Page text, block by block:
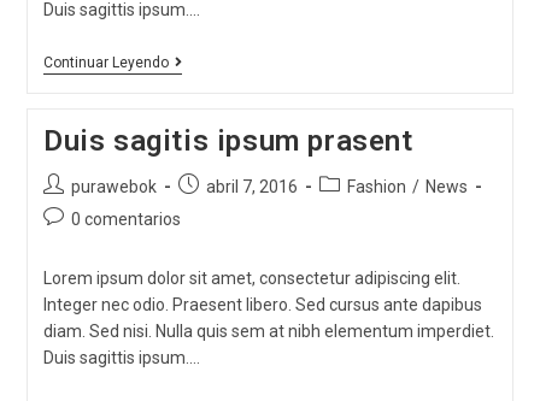
Duis sagittis ipsum.…
Continuar Leyendo
Duis sagitis ipsum prasent
purawebok abril 7, 2016 Fashion / News
0 comentarios
Lorem ipsum dolor sit amet, consectetur adipiscing elit.
Integer nec odio. Praesent libero. Sed cursus ante dapibus
diam. Sed nisi. Nulla quis sem at nibh elementum imperdiet.
Duis sagittis ipsum.…